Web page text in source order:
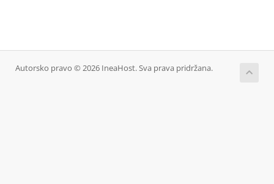
Autorsko pravo © 2026 IneaHost. Sva prava pridržana.